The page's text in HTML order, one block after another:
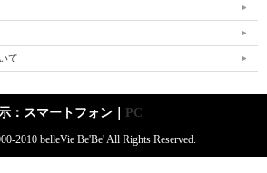
て
：スマートフォン｜ PC
2010 belleVie Be'Be' All Rights Reserved.